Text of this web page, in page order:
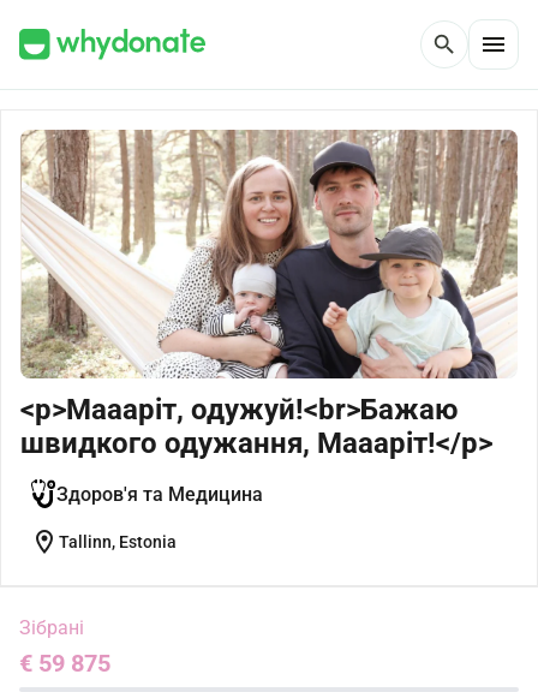
search menu
<p>Маааріт, одужуй!<br>Бажаю
швидкого одужання, Маааріт!</p>
Здоров'я та Медицина
location_on Tallinn, Estonia
Зібрані
€ 59 875